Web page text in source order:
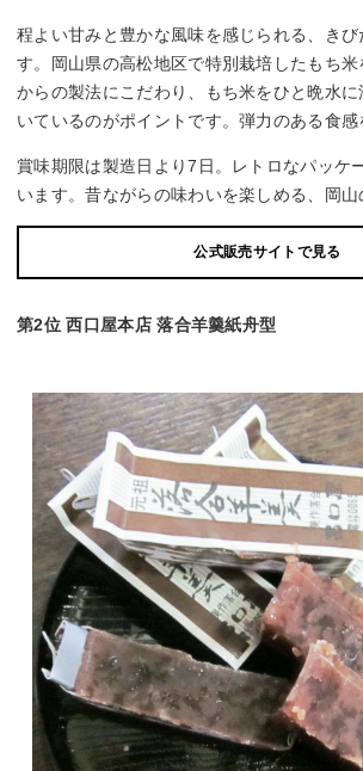
程よい甘みと豊かな風味を感じられる、き
す。岡山県の高松地区で特別栽培したもち
からの製法にこだわり、もち米をひと晩水
いているのがポイントです。弾力のある食感
賞味期限は製造日より7日。レトロなパッケ
います。昔ながらの味わいを楽しめる、岡山
公式販売サイトで見る
第2位 西口屋本店 落合羊羹紙舟型